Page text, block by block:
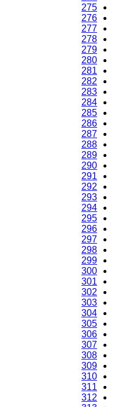
275
276
277
278
279
280
281
282
283
284
285
286
287
288
289
290
291
292
293
294
295
296
297
298
299
300
301
302
303
304
305
306
307
308
309
310
311
312